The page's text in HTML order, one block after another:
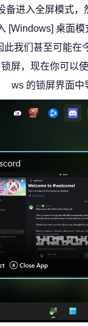
备进入全屏模式
[Windows] 桌面
我们甚至可能在
屏，现在你可以
ws 的锁屏界面中